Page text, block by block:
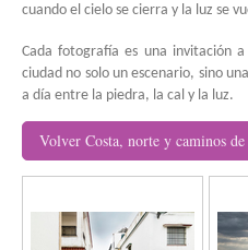
cuando el cielo se cierra y la luz se
Cada fotografía es una invitación
ciudad no solo un escenario, sino
a día entre la piedra, la cal y la luz.
Volver Costa, norte y caminos